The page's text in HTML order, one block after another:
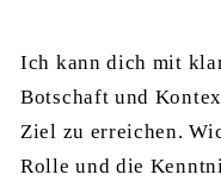
Ich kann dich mit
Botschaft und
Ziel zu erreichen.
Rolle und die